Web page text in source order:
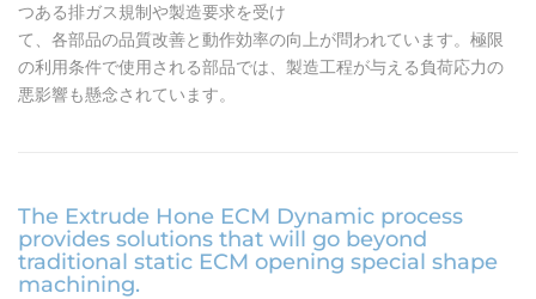
つある排ガス規制や製造要求を受け
て、各部品の品質改善と動作効率の向上が問われています。極限
の利用条件で使用される部品では、製造工程が与える負荷応力の
悪影響も懸念されています。
The Extrude Hone ECM Dynamic process
provides solutions that will go beyond
traditional static ECM opening special shape
machining.